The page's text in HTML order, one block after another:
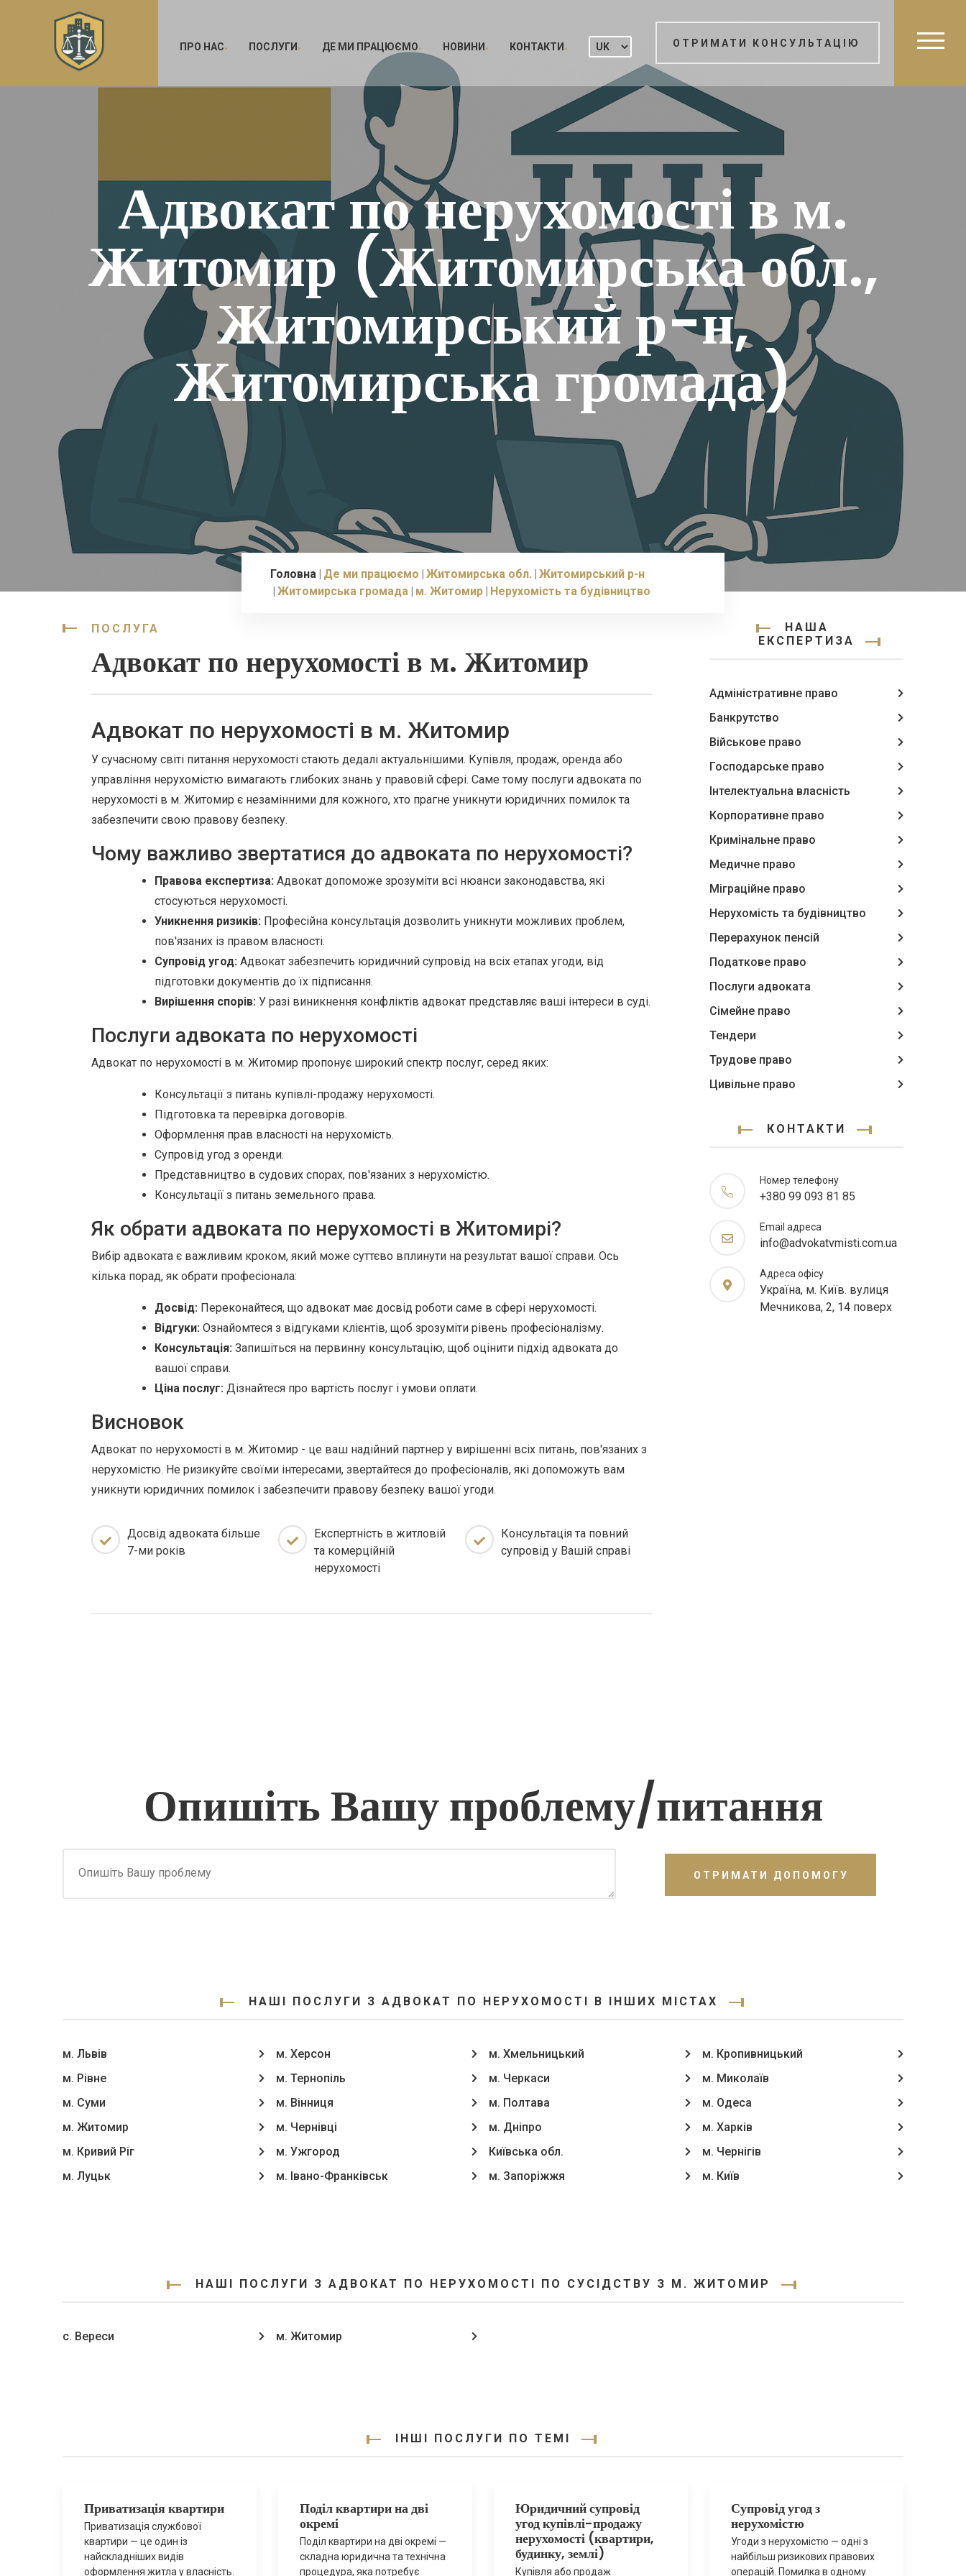
ПРО НАС ПОСЛУГИ ДЕ МИ ПРАЦЮЄМО НОВИНИ КОНТАКТИ ОТРИМАТИ КОНСУЛЬТАЦІЮ
Адвокат по нерухомості в м.
Житомир (Житомирська обл.,
Житомирський р-н,
Житомирська громада)
Головна Де ми працюємо Житомирська обл. Житомирський р-н
Житомирська громада м. Житомир Нерухомість та будівництво
ПОСЛУГА
Адвокат по нерухомості в м. Житомир
Адвокат по нерухомості в м. Житомир
У сучасному світі питання нерухомості стають дедалі актуальнішими. Купівля, продаж, оренда або
управління нерухомістю вимагають глибоких знань у правовій сфері. Саме тому послуги адвоката по
нерухомості в м. Житомир є незамінними для кожного, хто прагне уникнути юридичних помилок та
забезпечити свою правову безпеку.
Чому важливо звертатися до адвоката по нерухомості?
Правова експертиза: Адвокат допоможе зрозуміти всі нюанси законодавства, які
стосуються нерухомості.
Уникнення ризиків: Професійна консультація дозволить уникнути можливих проблем,
пов'язаних із правом власності.
Супровід угод: Адвокат забезпечить юридичний супровід на всіх етапах угоди, від
підготовки документів до їх підписання.
Вирішення спорів: У разі виникнення конфліктів адвокат представляє ваші інтереси в суді.
Послуги адвоката по нерухомості
Адвокат по нерухомості в м. Житомир пропонує широкий спектр послуг, серед яких:
Консультації з питань купівлі-продажу нерухомості.
Підготовка та перевірка договорів.
Оформлення прав власності на нерухомість.
Супровід угод з оренди.
Представництво в судових спорах, пов'язаних з нерухомістю.
Консультації з питань земельного права.
Як обрати адвоката по нерухомості в Житомирі?
Вибір адвоката є важливим кроком, який може суттєво вплинути на результат вашої справи. Ось
кілька порад, як обрати професіонала:
Досвід: Переконайтеся, що адвокат має досвід роботи саме в сфері нерухомості.
Відгуки: Ознайомтеся з відгуками клієнтів, щоб зрозуміти рівень професіоналізму.
Консультація: Запишіться на первинну консультацію, щоб оцінити підхід адвоката до
вашої справи.
Ціна послуг: Дізнайтеся про вартість послуг і умови оплати.
Висновок
Адвокат по нерухомості в м. Житомир - це ваш надійний партнер у вирішенні всіх питань, пов'язаних з
нерухомістю. Не ризикуйте своїми інтересами, звертайтеся до професіоналів, які допоможуть вам
уникнути юридичних помилок і забезпечити правову безпеку вашої угоди.
Досвід адвоката більше
7-ми років
Експертність в житловій
та комерційній
нерухомості
Консультація та повний
супровід у Вашій справі
НАША
ЕКСПЕРТИЗА
Адміністративне право
Банкрутство
Військове право
Господарське право
Інтелектуальна власність
Корпоративне право
Кримінальне право
Медичне право
Міграційне право
Нерухомість та будівництво
Перерахунок пенсій
Податкове право
Послуги адвоката
Сімейне право
Тендери
Трудове право
Цивільне право
КОНТАКТИ
Номер телефону
+380 99 093 81 85
Email адреса
info@advokatvmisti.com.ua
Адреса офісу
Україна, м. Київ. вулиця
Мечникова, 2, 14 поверх
Опишіть Вашу проблему/питання
ОТРИМАТИ ДОПОМОГУ
НАШІ ПОСЛУГИ З АДВОКАТ ПО НЕРУХОМОСТІ В ІНШИХ МІСТАХ
м. Львів
м. Рівне
м. Суми
м. Житомир
м. Кривий Ріг
м. Луцьк
м. Херсон
м. Тернопіль
м. Вінниця
м. Чернівці
м. Ужгород
м. Івано-Франківськ
м. Хмельницький
м. Черкаси
м. Полтава
м. Дніпро
Київська обл.
м. Запоріжжя
м. Кропивницький
м. Миколаїв
м. Одеса
м. Харків
м. Чернігів
м. Київ
НАШІ ПОСЛУГИ З АДВОКАТ ПО НЕРУХОМОСТІ ПО СУСІДСТВУ З М. ЖИТОМИР
с. Вереси м. Житомир
ІНШІ ПОСЛУГИ ПО ТЕМІ
Приватизація квартири
Приватизація службової
квартири — це один із
найскладніших видів
оформлення житла у власність.
Поділ квартири на дві
окремі
Поділ квартири на дві окремі —
складна юридична та технічна
процедура, яка потребує
Юридичний супровід
угод купівлі-продажу
нерухомості (квартири,
будинку, землі)
Купівля або продаж
Супровід угод з
нерухомістю
Угоди з нерухомістю — одні з
найбільш ризикових правових
операцій. Помилка в одному